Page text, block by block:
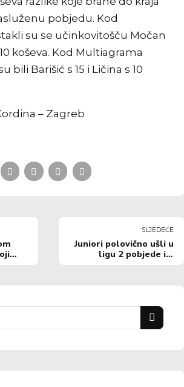
pobjedu. Kod
su se učinkovitošču Močan
koševa. Kod Multiagrama
bili Barišić s 15 i Ličina s 10
– Zagreb
SLJEDEĆE
Juniori polovično ušli u
ligu 2 pobjede i 2